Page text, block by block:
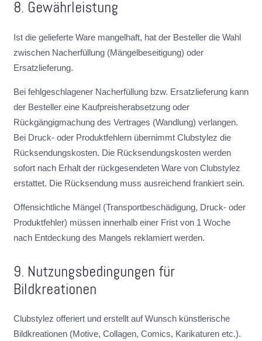
8. Gewährleistung
Ist die gelieferte Ware mangelhaft, hat der Besteller die Wahl
zwischen Nacherfüllung (Mängelbeseitigung) oder
Ersatzlieferung.
Bei fehlgeschlagener Nacherfüllung bzw. Ersatzlieferung kann
der Besteller eine Kaufpreisherabsetzung oder
Rückgängigmachung des Vertrages (Wandlung) verlangen.
Bei Druck- oder Produktfehlern übernimmt Clubstylez die
Rücksendungskosten. Die Rücksendungskosten werden
sofort nach Erhalt der rückgesendeten Ware von Clubstylez
erstattet. Die Rücksendung muss ausreichend frankiert sein.
Offensichtliche Mängel (Transportbeschädigung, Druck- oder
Produktfehler) müssen innerhalb einer Frist von 1 Woche
nach Entdeckung des Mangels reklamiert werden.
9. Nutzungsbedingungen für
Bildkreationen
Clubstylez offeriert und erstellt auf Wunsch künstlerische
Bildkreationen (Motive, Collagen, Comics, Karikaturen etc.).